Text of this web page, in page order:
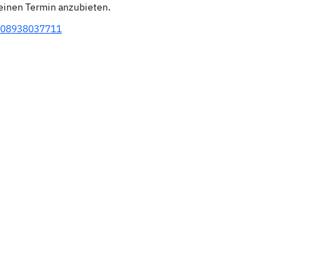
Termin anzubieten.
08938037711